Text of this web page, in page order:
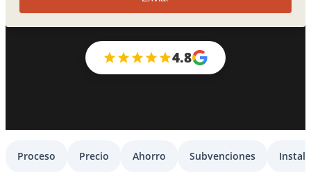
4.8
Proceso Precio Ahorro Subvenciones